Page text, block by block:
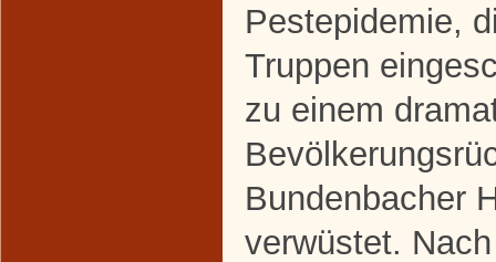
Pestepidemie,
Truppen
zu einem
Bundenbacher
verwüstet.